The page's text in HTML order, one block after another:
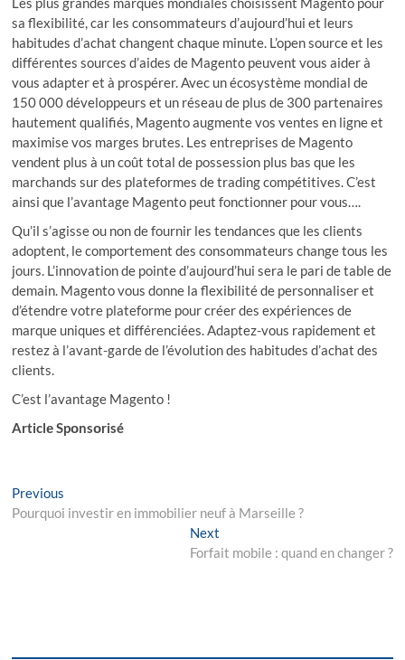
sa flexibilité, car les consommateurs d’aujourd’hui et leurs
habitudes d’achat changent chaque minute. L’open source et les
différentes sources d’aides de Magento peuvent vous aider à
vous adapter et à prospérer. Avec un écosystème mondial de
150 000 développeurs et un réseau de plus de 300 partenaires
hautement qualifiés, Magento augmente vos ventes en ligne et
maximise vos marges brutes. Les entreprises de Magento
vendent plus à un coût total de possession plus bas que les
marchands sur des plateformes de trading compétitives. C’est
ainsi que l’avantage Magento peut fonctionner pour vous….
Qu’il s’agisse ou non de fournir les tendances que les clients
adoptent, le comportement des consommateurs change tous les
jours. L’innovation de pointe d’aujourd’hui sera le pari de table de
demain. Magento vous donne la flexibilité de personnaliser et
d’étendre votre plateforme pour créer des expériences de
marque uniques et différenciées. Adaptez-vous rapidement et
restez à l’avant-garde de l’évolution des habitudes d’achat des
clients.
C’est l’avantage Magento !
Articlе Spоnsоrisé
Navigation
de
Previous
post:
Pourquoi investir en immobilier neuf à Marseille ?
NextNext
post:
Forfait mobile : quand en changer ?